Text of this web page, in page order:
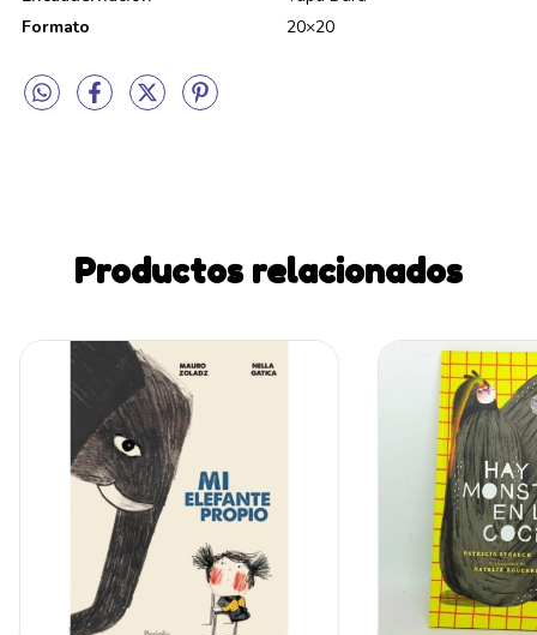
Formato
20×20
Productos relacionados